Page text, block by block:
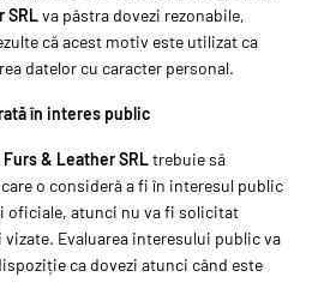
SRLva păstra dovezi rezonabile,
că acest motiv este utilizat ca
datelor cu caracter personal.
în interes public
Furs & Leather SRLtrebuie să
o consideră a fi în interesul public
oficiale, atunci nu va fi solicitat
Evaluarea interesului public va
ca dovezi atunci când este